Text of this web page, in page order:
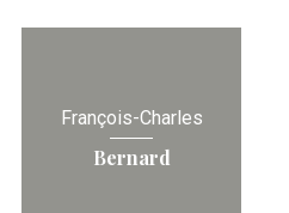
François-Charles
Bernard